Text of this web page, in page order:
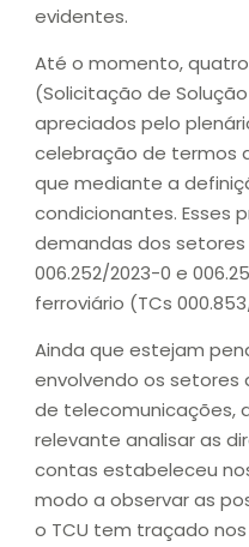
evidentes.
Até o momento,
(Solicitação de
apreciados pelo
celebração de termos
que mediante a
condicionantes. Esses
demandas dos
006.252/2023-0 e
ferroviário (TCs
Ainda que estejam
envolvendo os setores
de telecomunicações,
relevante analisar as
contas estabeleceu
modo a observar as
o TCU tem traçado